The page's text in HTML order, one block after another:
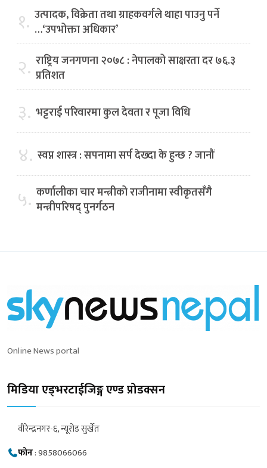
१. उत्पादक, विक्रेता तथा ग्राहकवर्गले थाहा पाउनु पर्ने
…‘उपभोक्ता अधिकार’
२. राष्ट्रिय जनगणना २०७८ : नेपालको साक्षरता दर ७६.३
प्रतिशत
३. भट्टराई परिवारमा कुल देवता र पूजा विधि
४. स्वप्न शास्त्र : सपनामा सर्प देख्दा के हुन्छ ? जानौं
५. कर्णालीका चार मन्त्रीको राजीनामा स्वीकृतसँगै
मन्त्रीपरिषद् पुनर्गठन
Online News portal
मिडिया एड्भरटाईजिङ्ग एण्ड प्रोडक्सन
वीरेन्द्रनगर-६, न्यूरोड सुर्खेत
फोन:9858066066